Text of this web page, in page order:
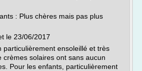
: Plus chères mais pas plus
le 23/06/2017
particulièrement ensoleillé et très
crèmes solaires ont sans aucun
Pour les enfants, particulièrement